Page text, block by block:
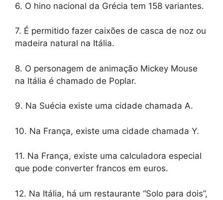
6. O hino nacional da Grécia tem 158 variantes.
7. É permitido fazer caixões de casca de noz ou
madeira natural na Itália.
8. O personagem de animação Mickey Mouse
na Itália é chamado de Poplar.
9. Na Suécia existe uma cidade chamada A.
10. Na França, existe uma cidade chamada Y.
11. Na França, existe uma calculadora especial
que pode converter francos em euros.
12. Na Itália, há um restaurante “Solo para dois”,